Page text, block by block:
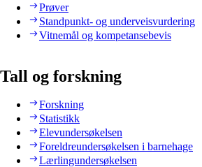
Prøver
Standpunkt- og underveisvurdering
Vitnemål og kompetansebevis
Tall og forskning
Forskning
Statistikk
Elevundersøkelsen
Foreldreundersøkelsen i barnehage
Lærlingundersøkelsen